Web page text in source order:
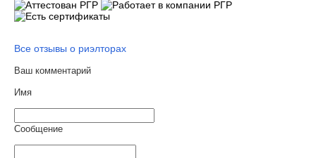
Все отзывы о риэлторах
Ваш комментарий
Имя
Сообщение